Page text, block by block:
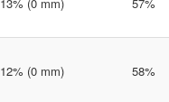
12% (0 mm) 58%